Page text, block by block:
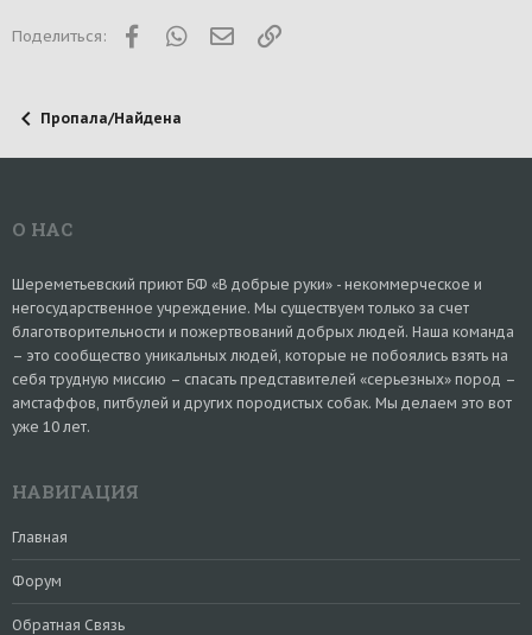
Поделиться: FacebookWhatsAppЭлектронная почта
Ссылка
Пропала/Найдена
О НАС
Шереметьевский приют БФ «В добрые руки» - некоммерческое и
негосударственное учреждение. Мы существуем только за счет
благотворительности и пожертвований добрых людей. Наша команда
– это сообщество уникальных людей, которые не побоялись взять на
себя трудную миссию – спасать представителей «серьезных» пород –
амстаффов, питбулей и других породистых собак. Мы делаем это вот
уже 10 лет.
НАВИГАЦИЯ
Главная
Форум
Обратная Связь